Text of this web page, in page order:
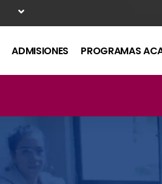
ADMISIONES PROGRAMAS